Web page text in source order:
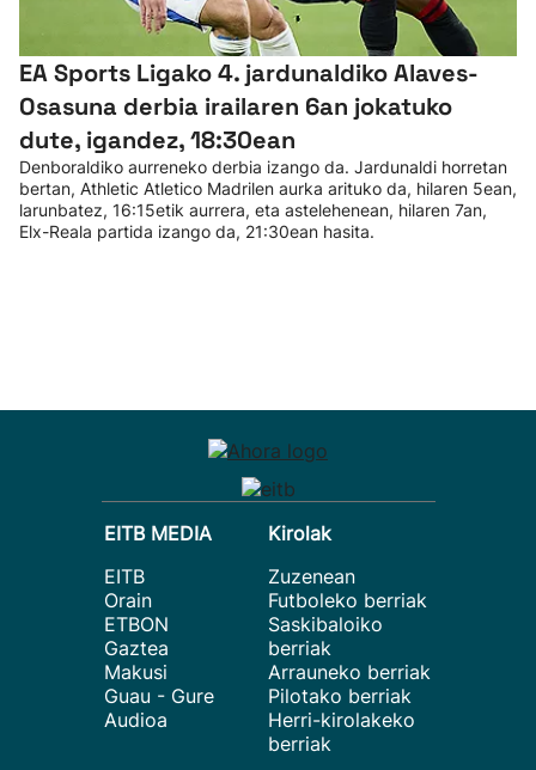
EA Sports Ligako 4. jardunaldiko Alaves-
Osasuna derbia irailaren 6an jokatuko
dute, igandez, 18:30ean
Denboraldiko aurreneko derbia izango da. Jardunaldi horretan
bertan, Athletic Atletico Madrilen aurka arituko da, hilaren 5ean,
larunbatez, 16:15etik aurrera, eta astelehenean, hilaren 7an,
Elx-Reala partida izango da, 21:30ean hasita.
EITB MEDIA
EITB
Orain
ETBON
Gaztea
Makusi
Guau - Gure
Audioa
Kirolak
Zuzenean
Futboleko berriak
Saskibaloiko
berriak
Arrauneko berriak
Pilotako berriak
Herri-kirolakeko
berriak